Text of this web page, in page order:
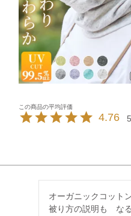
4.76
オーガニックコット
被り方の説明も　な